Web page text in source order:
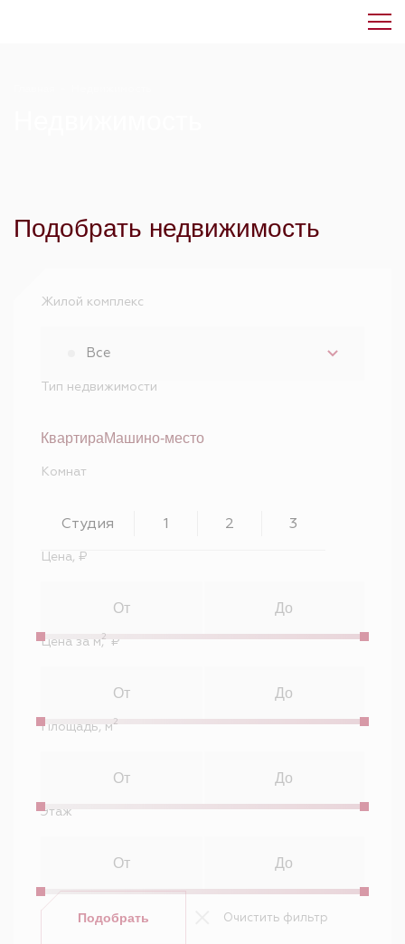
Подобрать недвижимость
Жилой комплекс
Все
Тип недвижимости
КвартираМашино-место
Комнат
Студия 1 2 3
Цена, ₽
Цена за м2
, ₽
Площадь, м2
Этаж
Подобрать Очистить фильтр